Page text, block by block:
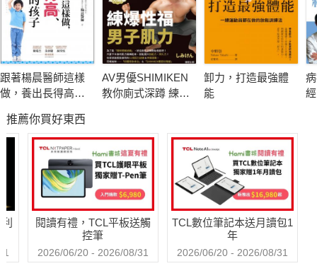
跟著楊晨醫師這樣
做，養出長得高、
AV男優SHIMIKEN
教你廁式深蹲 練爆
卸力，打造最強體
能
推薦你買好東西
閱讀有禮，TCL平板送觸
控筆
2026/06/20 - 2026/08/31
TCL數位筆記本送月讀包1
年
2026/06/20 - 2026/08/31